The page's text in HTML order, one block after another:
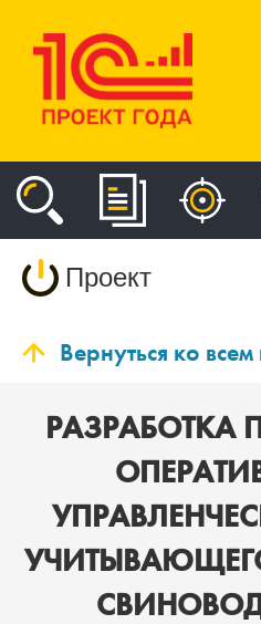
Проект
Вернуться ко
РАЗРАБОТКА